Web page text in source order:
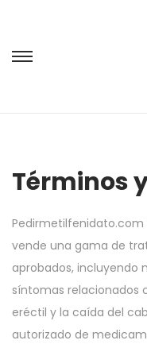
Términos
vende una gama de
aprobados,
síntomas relacionados
eréctil y la caída del
autorizado de